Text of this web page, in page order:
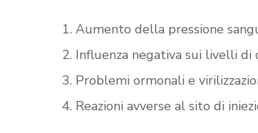
Aumento della pressione
Influenza negativa sui livelli di
Problemi ormonali e
Reazioni avverse al sito di